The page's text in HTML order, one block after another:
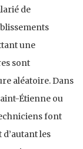
de
une
sont
aléatoire. Dans
Étienne ou
font
les